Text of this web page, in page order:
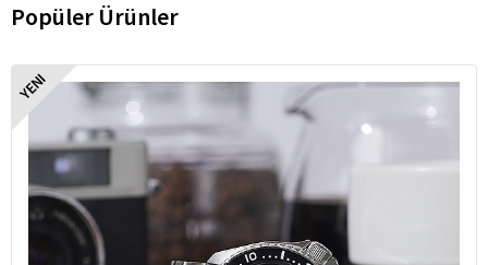
Popüler Ürünler
YENI